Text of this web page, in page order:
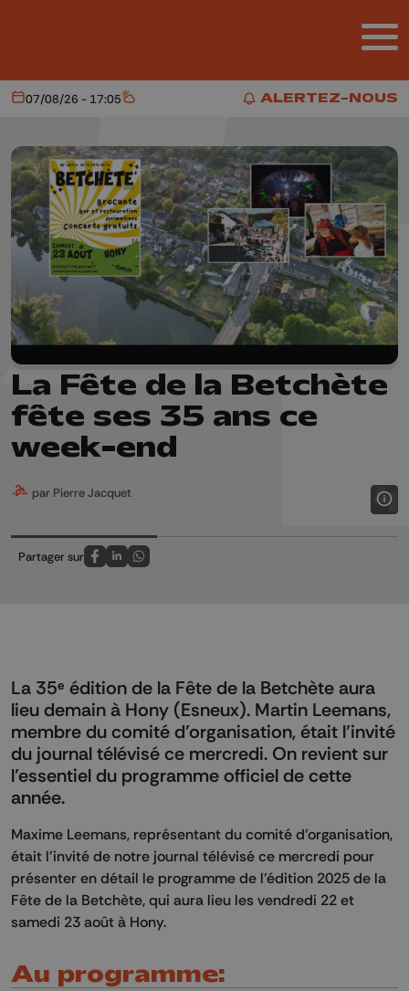
ALERTEZ-NOUS
ALERTEZ-NOUS
Aujourd'hui
07/08/26 - 17:05 Météo
La Fête de la Betchète
fête ses 35 ans ce
week-end
par Pierre Jacquet
Partager sur
Partagez sur FaceBook
Partagez sur LinkedIn
Partagez sur Whatsapp
La 35ᵉ édition de la Fête de la Betchète aura
lieu demain à Hony (Esneux). Martin Leemans,
membre du comité d’organisation, était l’invité
du journal télévisé ce mercredi. On revient sur
l’essentiel du programme officiel de cette
année.
Maxime Leemans, représentant du comité d’organisation,
était l'invité de notre journal télévisé ce mercredi pour
présenter en détail le programme de l’édition 2025 de la
Fête de la Betchète, qui aura lieu les vendredi 22 et
samedi 23 août à Hony.
Au programme: